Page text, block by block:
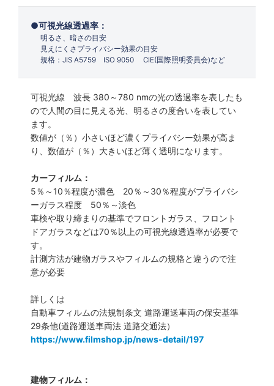
可視光線透過率：
明るさ、暗さの目安
見えにくさプライバシー効果の目安
規格：JIS A5759 ISO 9050 CIE(国際照明委員会)など
可視光線 波長 380～780 nmの光の透過率を表したも
ので人間の目に見える光、明るさの度合いを表してい
ます。
数値が（％）小さいほど濃くプライバシー効果が高ま
り、数値が（％）大きいほど薄く透明になります。
カーフィルム：
5％～10％程度が濃色 20％～30％程度がプライバシ
ーガラス程度 50％～淡色
車検や取り締まりの基準でフロントガラス、フロント
ドアガラスなどは70％以上の可視光線透過率が必要で
す。
計測方法が建物ガラスやフィルムの規格と違うので注
意が必要
詳しくは
自動車フィルムの法規制条文 道路運送車両の保安基準
29条他(道路運送車両法 道路交通法）
https://www.filmshop.jp/news-detail/197
建物フィルム：